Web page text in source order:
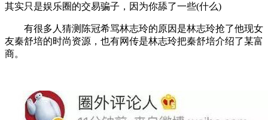
其实只是娱乐圈的交易骗子，因为你舔了一些(什么)
有很多人猜测陈冠希骂林志玲的原因是林志玲抢了他现女
友秦舒培的时尚资源，也有网传是林志玲把秦舒培介绍了某富
商。